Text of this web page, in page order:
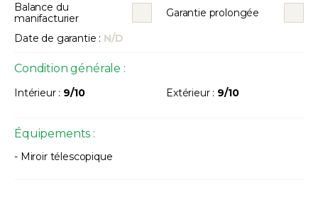
Balance du
manifacturier
Garantie prolongée
Date de garantie : N/D
Condition générale :
Intérieur : 9/10 Extérieur : 9/10
Équipements :
- Miroir télescopique